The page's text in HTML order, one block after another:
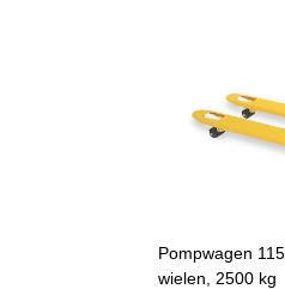
Pompwagen
wielen, 2500 kg